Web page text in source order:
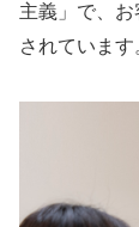
主義」で、
されています